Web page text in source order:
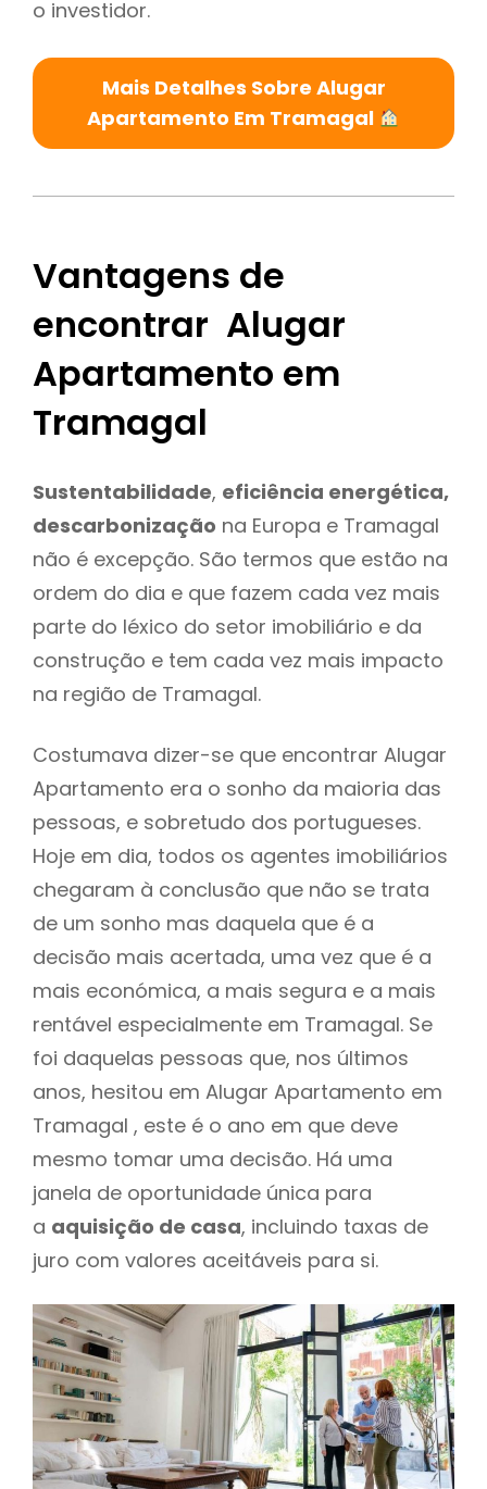
o investidor.
Mais Detalhes Sobre Alugar
Apartamento Em Tramagal
Vantagens de
encontrar Alugar
Apartamento em
Tramagal
Sustentabilidade, eficiência energética,
descarbonização na Europa e Tramagal
não é excepção. São termos que estão na
ordem do dia e que fazem cada vez mais
parte do léxico do setor imobiliário e da
construção e tem cada vez mais impacto
na região de Tramagal.
Costumava dizer-se que encontrar Alugar
Apartamento era o sonho da maioria das
pessoas, e sobretudo dos portugueses.
Hoje em dia, todos os agentes imobiliários
chegaram à conclusão que não se trata
de um sonho mas daquela que é a
decisão mais acertada, uma vez que é a
mais económica, a mais segura e a mais
rentável especialmente em Tramagal. Se
foi daquelas pessoas que, nos últimos
anos, hesitou em Alugar Apartamento em
Tramagal , este é o ano em que deve
mesmo tomar uma decisão. Há uma
janela de oportunidade única para
a aquisição de casa, incluindo taxas de
juro com valores aceitáveis para si.